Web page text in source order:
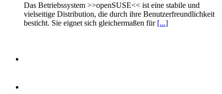
Das Betriebssystem >>openSUSE<< ist eine stabile und
vielseitige Distribution, die durch ihre Benutzerfreundlichkeit
besticht. Sie eignet sich gleichermaßen für [...]